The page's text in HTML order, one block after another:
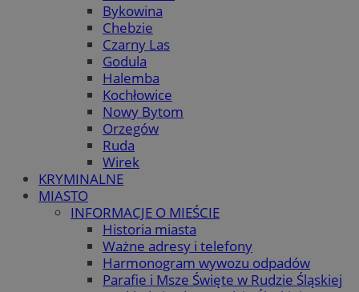
Bykowina
Chebzie
Czarny Las
Godula
Halemba
Kochłowice
Nowy Bytom
Orzegów
Ruda
Wirek
KRYMINALNE
MIASTO
INFORMACJE O MIEŚCIE
Historia miasta
Ważne adresy i telefony
Harmonogram wywozu odpadów
Parafie i Msze Święte w Rudzie Śląskiej